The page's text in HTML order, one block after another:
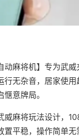
动麻将机】专为武
行无杂音，居家使
意牌局。
威麻将玩法设计，
平稳，操作简单无